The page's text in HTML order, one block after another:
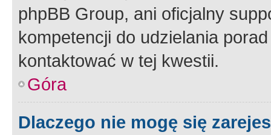
phpBB Group, ani oficjalny
kompetencji do udzielania
kontaktować w tej kwestii.
Góra
Dlaczego nie mogę się